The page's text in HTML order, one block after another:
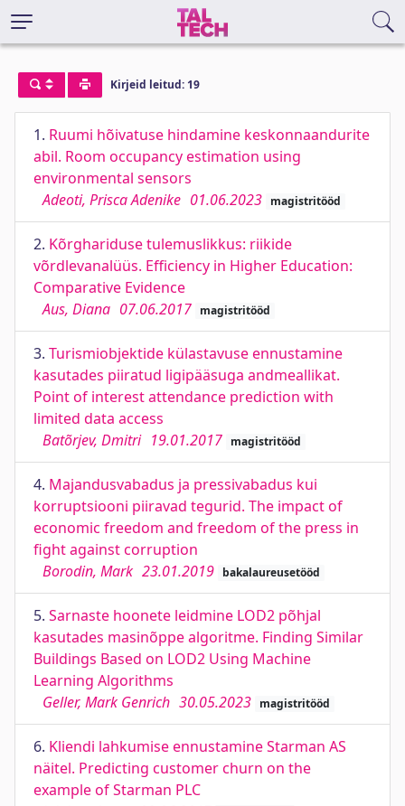
Kirjeid leitud: 19
1. Ruumi hõivatuse hindamine keskonnaandurite
abil. Room occupancy estimation using
environmental sensors
Adeoti, Prisca Adenike 01.06.2023 magistritööd
2. Kõrghariduse tulemuslikkus: riikide
võrdlevanalüüs. Efficiency in Higher Education:
Comparative Evidence
Aus, Diana 07.06.2017 magistritööd
3. Turismiobjektide külastavuse ennustamine
kasutades piiratud ligipääsuga andmeallikat.
Point of interest attendance prediction with
limited data access
Batõrjev, Dmitri 19.01.2017 magistritööd
4. Majandusvabadus ja pressivabadus kui
korruptsiooni piiravad tegurid. The impact of
economic freedom and freedom of the press in
fight against corruption
Borodin, Mark 23.01.2019 bakalaureusetööd
5. Sarnaste hoonete leidmine LOD2 põhjal
kasutades masinõppe algoritme. Finding Similar
Buildings Based on LOD2 Using Machine
Learning Algorithms
Geller, Mark Genrich 30.05.2023 magistritööd
6. Kliendi lahkumise ennustamine Starman AS
näitel. Predicting customer churn on the
example of Starman PLC